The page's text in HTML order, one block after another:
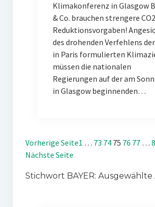
Klimakonferenz in Glasgow
& Co. brauchen strengere
Reduktionsvorgaben!
des drohenden Verfehlens
in Paris formulierten
müssen die nationalen
Regierungen auf der am
in Glasgow beginnenden…
Vorherige Seite1 … 73 74 75 76 77 …
Nächste Seite
Stichwort BAYER: Ausgewählte